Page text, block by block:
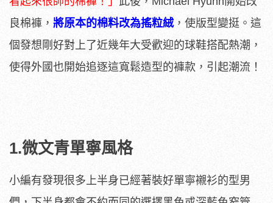
良棉褲， 將原本的棉料改為搖粒絨，使版型變挺。這
個發想剛好對上了近幾年大受歡迎的球鞋搭配熱潮，
使得外國也開始追逐這寬鬆造型的褲款，引起潮流！
1.微文青單寧風格
小編有發現很多上半身已經著裝好單寧襯衫的型男